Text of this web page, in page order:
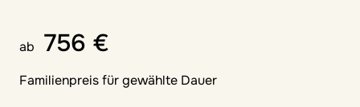
ab 756 €
Familienpreis für gewählte Dauer